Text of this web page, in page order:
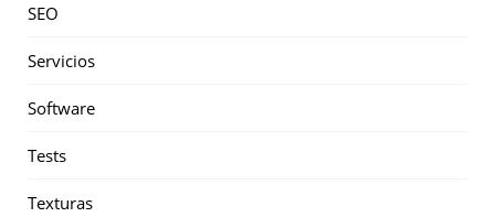
SEO
Servicios
Software
Tests
Texturas